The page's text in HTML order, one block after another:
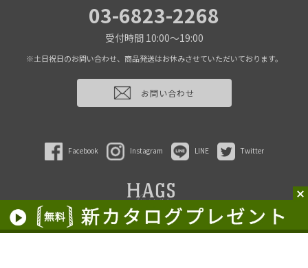
03-6823-2268
受付時間 10:00～19:00
※土日祝日のお問い合わせ、商品発送はお休みさせていただいております。
お問い合わせ
Facebook Instagram LINE Twitter
2022 HAGS inc.